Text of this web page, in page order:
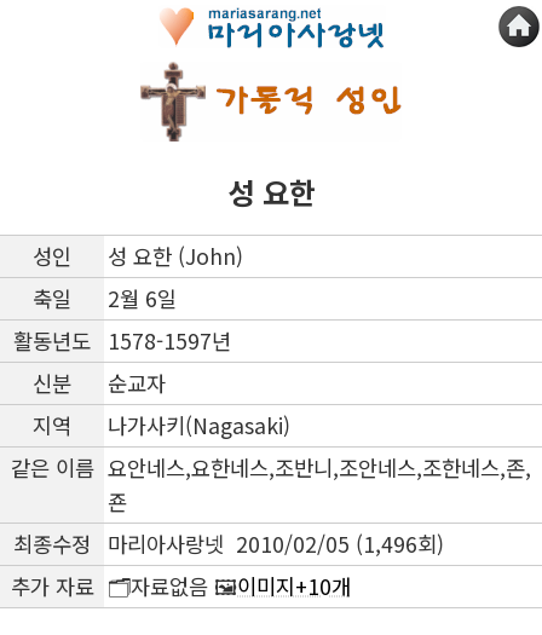
성 요한
성인
성 요한 (John)
축일
2월 6일
활동년도
1578-1597년
신분
순교자
지역
나가사키(Nagasaki)
같은 이름 요안네스,요한네스,조반니,조안네스,조한네스,존,
죤
최종수정
마리아사랑넷 2010/02/05 (1,496회)
추가 자료 🗂️자료없음 🖼️이미지+10개